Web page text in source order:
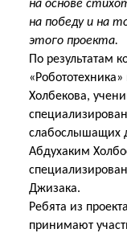
на основе
на победу и на
этого проекта.
По результатам
Холбекова,
слабослышащих
Абдухаким
Джизака.
Ребята из
принимают